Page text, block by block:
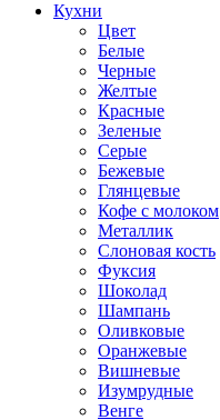
Кухни
Цвет
Белые
Черные
Желтые
Красные
Зеленые
Серые
Бежевые
Глянцевые
Кофе с молоком
Металлик
Слоновая кость
Фуксия
Шоколад
Шампань
Оливковые
Оранжевые
Вишневые
Изумрудные
Венге